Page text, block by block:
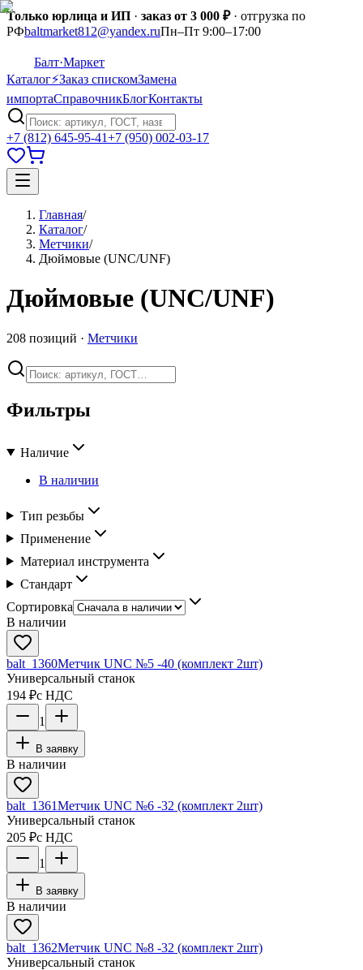
Только юрлица и ИП · заказ от 3 000 ₽· отгрузка по
РФbaltmarket812@yandex.ruПн–Пт 9:00–17:00
Балт·Маркет
Каталог⚡Заказ спискомЗамена
импортаСправочникБлогКонтакты
+7 (812) 645-95-41+7 (950) 002-03-17
Главная/
Каталог/
Метчики/
Дюймовые (UNC/UNF)
Дюймовые (UNC/UNF)
208 позиций · Метчики
Фильтры
Наличие
В наличии
Тип резьбы
Применение
Материал инструмента
Стандарт
Сортировка
В наличии
balt_1360Метчик UNC №5 -40 (комплект 2шт)
Универсальный станок
194 ₽с НДС
1
В заявку
В наличии
balt_1361Метчик UNC №6 -32 (комплект 2шт)
Универсальный станок
205 ₽с НДС
1
В заявку
В наличии
balt_1362Метчик UNC №8 -32 (комплект 2шт)
Универсальный станок